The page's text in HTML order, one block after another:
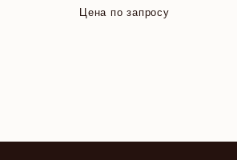
Цена по запросу